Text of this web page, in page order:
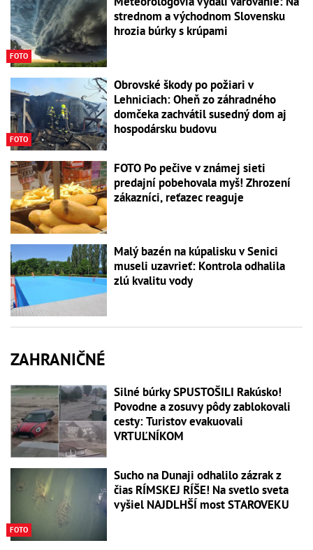
FOTO
strednom a východnom Slovensku
hrozia búrky s krúpami
FOTO
Obrovské škody po požiari v
Lehniciach: Oheň zo záhradného
domčeka zachvátil susedný dom aj
hospodársku budovu
FOTO Po pečive v známej sieti
predajní pobehovala myš! Zhrození
zákazníci, reťazec reaguje
Malý bazén na kúpalisku v Senici
museli uzavrieť: Kontrola odhalila
zlú kvalitu vody
ZAHRANIČNÉ
Silné búrky SPUSTOŠILI Rakúsko!
Povodne a zosuvy pôdy zablokovali
cesty: Turistov evakuovali
VRTUĽNÍKOM
FOTO
Sucho na Dunaji odhalilo zázrak z
čias RÍMSKEJ RÍŠE! Na svetlo sveta
vyšiel NAJDLHŠÍ most STAROVEKU